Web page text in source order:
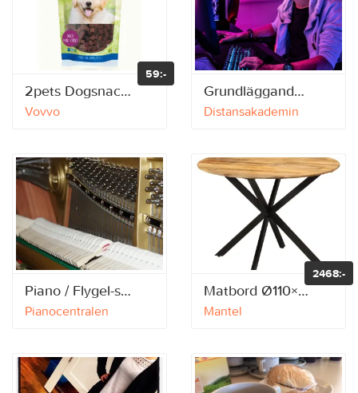
2pets Dogsnack Anka MiniCubes
Vovvo
59:-
Grundläggande programmering
Distansakademin
Piano / Flygel-stämning
Pianocentralen
Matbord Ø110×78 cm massivt mangoträ och stål
Mantel
2468:-